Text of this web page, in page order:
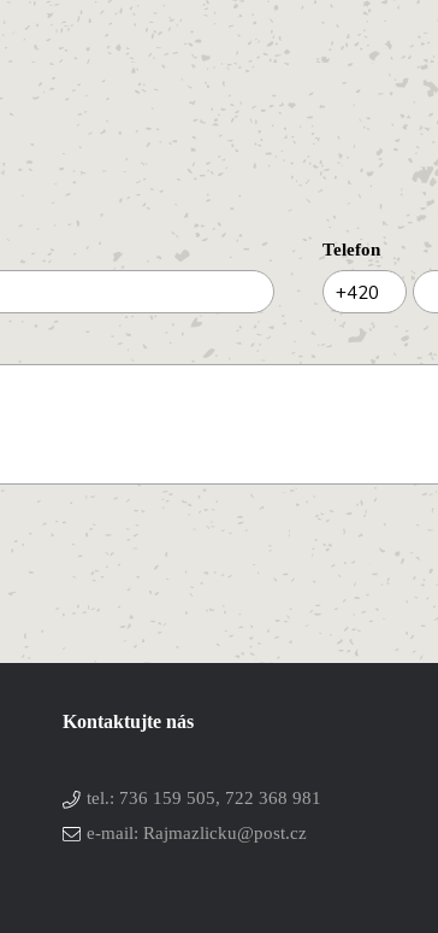
Telefon
+420
Kontaktujte nás
tel.: 736 159 505, 722 368 981
e-mail: Rajmazlicku@post.cz